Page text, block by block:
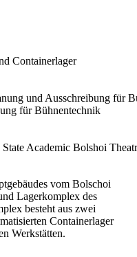
Containerlager
und Ausschreibung für
für Bühnentechnik
Academic Bolshoi
vom Bolschoi
Lagerkomplex des
besteht aus zwei
Containerlager
Werkstätten.